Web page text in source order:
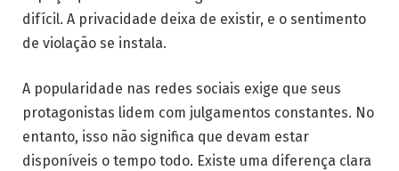
difícil. A privacidade deixa de existir, e o sentimento
de violação se instala.
A popularidade nas redes sociais exige que seus
protagonistas lidem com julgamentos constantes. No
entanto, isso não significa que devam estar
disponíveis o tempo todo. Existe uma diferença clara